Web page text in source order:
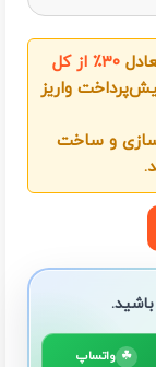
۳۰٪ از کل
واریز
و ساخت
باشید.
☘ واتساپ